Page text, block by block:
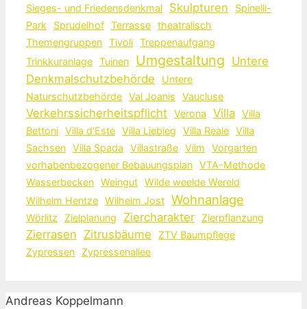
Sieges- und Friedensdenkmal
Skulpturen
Spinelli-
Park
Sprudelhof Terrasse theatralisch
Themengruppen Tivoli Treppenaufgang
Trinkkuranlage Tuinen Umgestaltung Untere
Denkmalschutzbehörde
Untere
Naturschutzbehörde Val Joanis Vaucluse
Verkehrssicherheitspflicht Verona Villa Villa
Bettoni Villa d'Este Villa Liebieg Villa Reale Villa
Sachsen Villa Spada Villastraße Vilm
Vorgarten
vorhabenbezogener Bebauungsplan VTA-Methode
Wasserbecken Weingut Wilde weelde Wereld
Wilhelm Hentze Wilhelm Jost Wohnanlage
Wörlitz Zielplanung Ziercharakter Zierpflanzung
Zierrasen Zitrusbäume
ZTV Baumpflege
Zypressen Zypressenallee
Andreas Koppelmann